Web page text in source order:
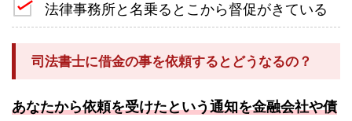
法律事務所と名乗るとこから督促がきている
司法書士に借金の事を依頼するとどうなるの？
あなたから依頼を受けたという通知を金融会社や債